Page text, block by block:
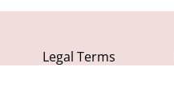
Legal Terms